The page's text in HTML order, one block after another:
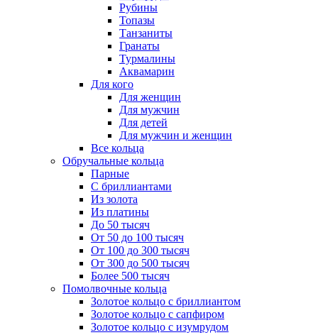
Рубины
Топазы
Танзаниты
Гранаты
Турмалины
Аквамарин
Для кого
Для женщин
Для мужчин
Для детей
Для мужчин и женщин
Все кольца
Обручальные кольца
Парные
С бриллиантами
Из золота
Из платины
До 50 тысяч
От 50 до 100 тысяч
От 100 до 300 тысяч
От 300 до 500 тысяч
Более 500 тысяч
Помолвочные кольца
Золотое кольцо с бриллиантом
Золотое кольцо с сапфиром
Золотое кольцо с изумрудом